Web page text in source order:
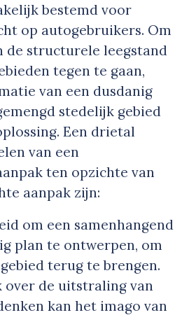
bestemd voor
op autogebruikers. Om
de structurele leegstand
tegen te gaan,
van een dusdanig
stedelijk gebied
Een drietal
van een
ten opzichte van
aanpak zijn:
om een samenhangend
plan te ontwerpen, om
terug te brengen.
over de uitstraling van
kan het imago van